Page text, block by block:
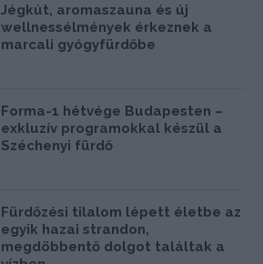
Jégkút, aromaszauna és új
wellnessélmények érkeznek a
marcali gyógyfürdőbe
Forma-1 hétvége Budapesten –
exkluzív programokkal készül a
Széchenyi fürdő
Fürdőzési tilalom lépett életbe az
egyik hazai strandon,
megdöbbentő dolgot találtak a